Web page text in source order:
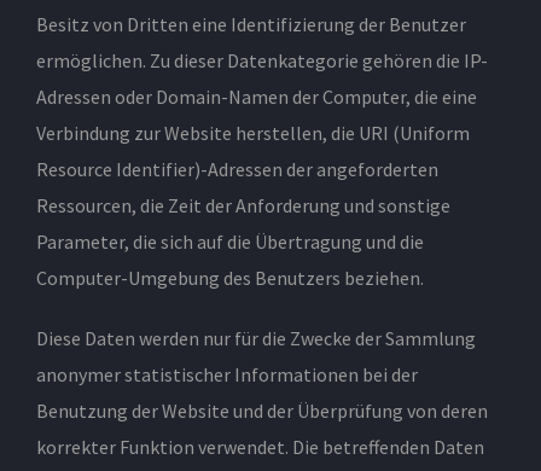
Besitz von Dritten eine Identifizierung der Benutzer
ermöglichen. Zu dieser Datenkategorie gehören die IP-
Adressen oder Domain-Namen der Computer, die eine
Verbindung zur Website herstellen, die URI (Uniform
Resource Identifier)-Adressen der angeforderten
Ressourcen, die Zeit der Anforderung und sonstige
Parameter, die sich auf die Übertragung und die
Computer-Umgebung des Benutzers beziehen.
Diese Daten werden nur für die Zwecke der Sammlung
anonymer statistischer Informationen bei der
Benutzung der Website und der Überprüfung von deren
korrekter Funktion verwendet. Die betreffenden Daten